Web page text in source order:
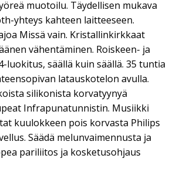
muotoilu. Täydellisen mukava
yhteys kahteen laitteeseen.
Missä vain. Kristallinkirkkaat
vähentäminen. Roiskeen- ja
luokitus, säällä kuin säällä. 35 tuntia
latauskotelon avulla.
silikonista korvatyynyä
Infrapunatunnistin. Musiikki
kuulokkeen pois korvasta Philips
Säädä melunvaimennusta ja
pariliitos ja kosketusohjaus